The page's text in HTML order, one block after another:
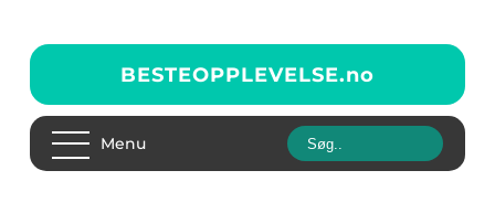
BESTEOPPLEVELSE.no
Menu